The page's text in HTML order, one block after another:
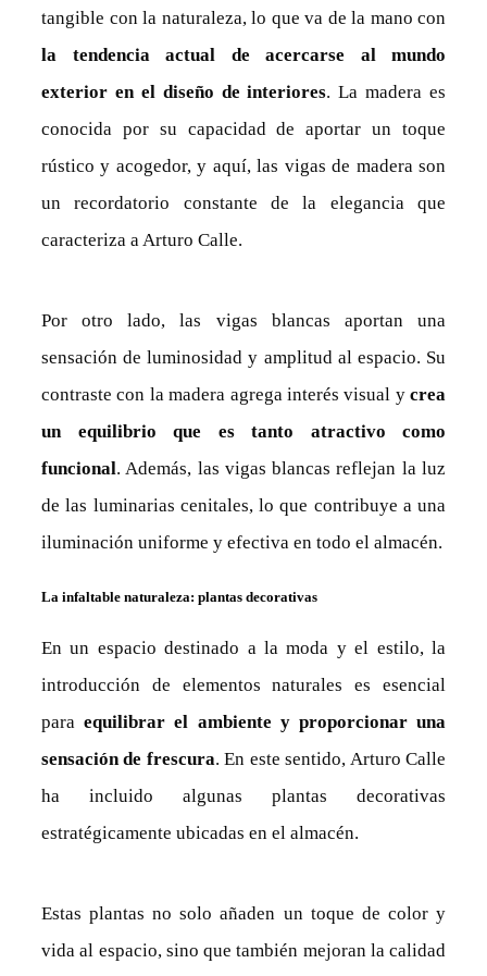
tangible con la naturaleza, lo que va de la mano con
la tendencia actual de acercarse al mundo
exterior en el diseño de interiores. La madera es
conocida por su capacidad de aportar un toque
rústico y acogedor, y aquí, las vigas de madera son
un recordatorio constante de la elegancia que
caracteriza a Arturo Calle.
Por otro lado, las vigas blancas aportan una
sensación de luminosidad y amplitud al espacio. Su
contraste con la madera agrega interés visual y crea
un equilibrio que es tanto atractivo como
funcional. Además, las vigas blancas reflejan la luz
de las luminarias cenitales, lo que contribuye a una
iluminación uniforme y efectiva en todo el almacén.
La infaltable naturaleza: plantas decorativas
En un espacio destinado a la moda y el estilo, la
introducción de elementos naturales es esencial
paraequilibrar el ambiente y proporcionar una
sensación de frescura. En este sentido, Arturo Calle
ha incluido algunas plantas decorativas
estratégicamente ubicadas en el almacén.
Estas plantas no solo añaden un toque de color y
vida al espacio, sino que también mejoran la calidad